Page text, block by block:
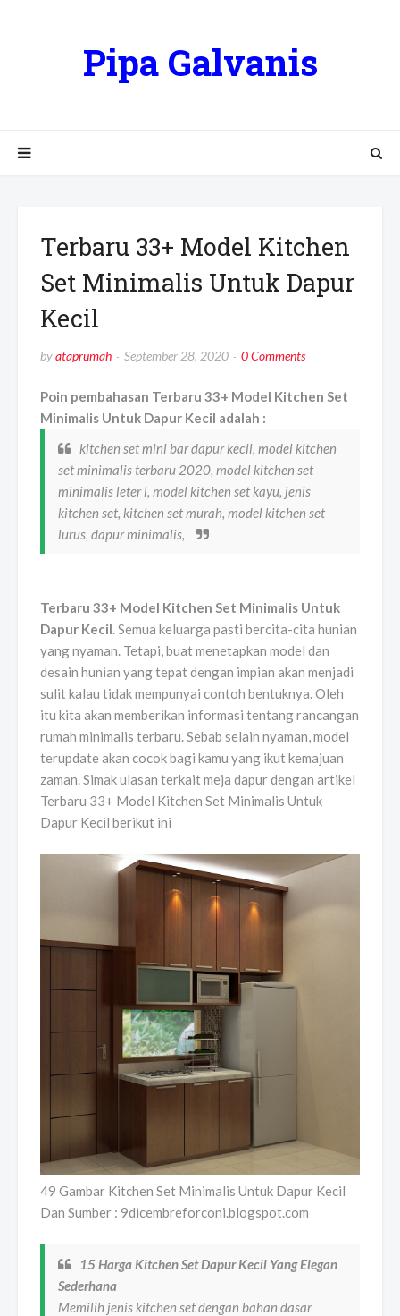
Pipa Galvanis
Terbaru 33+ Model Kitchen
Set Minimalis Untuk Dapur
Kecil
byataprumah September 28, 2020 0 Comments
Poin pembahasan Terbaru 33+ Model Kitchen Set
Minimalis Untuk Dapur Kecil adalah :
kitchen set mini bar dapur kecil, model kitchen
set minimalis terbaru 2020, model kitchen set
minimalis leter l, model kitchen set kayu, jenis
kitchen set, kitchen set murah, model kitchen set
lurus, dapur minimalis,
Terbaru 33+ Model Kitchen Set Minimalis Untuk
Dapur Kecil. Semua keluarga pasti bercita-cita hunian
yang nyaman. Tetapi, buat menetapkan model dan
desain hunian yang tepat dengan impian akan menjadi
sulit kalau tidak mempunyai contoh bentuknya. Oleh
itu kita akan memberikan informasi tentang rancangan
rumah minimalis terbaru. Sebab selain nyaman, model
terupdate akan cocok bagi kamu yang ikut kemajuan
zaman. Simak ulasan terkait meja dapur dengan artikel
Terbaru 33+ Model Kitchen Set Minimalis Untuk
Dapur Kecil berikut ini
49 Gambar Kitchen Set Minimalis Untuk Dapur Kecil
Dan Sumber : 9dicembreforconi.blogspot.com
15 Harga Kitchen Set Dapur Kecil Yang Elegan
Sederhana
Memilih jenis kitchen set dengan bahan dasar